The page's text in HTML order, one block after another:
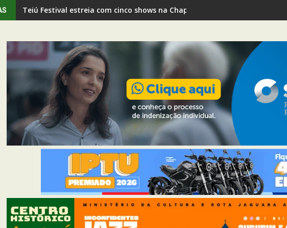
Teiú Festival estreia com cinco shows na Chapada de Ouro Preto